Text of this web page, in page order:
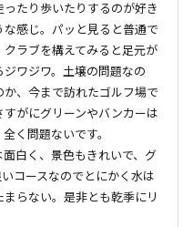
たり歩いたりするのが好き
感じ。パッと見ると普通で
ラブを構えてみると足元が
ワジワ。土壌の問題なの
、今まで訪れたゴルフ場で
がにグリーンやバンカーは
く問題ないです。
白く、景色もきれいで、グ
コースなのでとにかく水は
らない。是非とも乾季にリ